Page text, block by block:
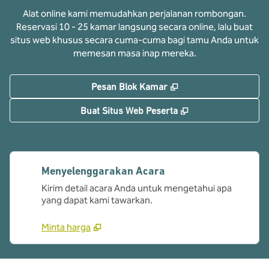
Alat online kami memudahkan perjalanan rombongan.
Reservasi 10 - 25 kamar langsung secara online, lalu buat
situs web khusus secara cuma-cuma bagi tamu Anda untuk
memesan masa inap mereka.
Pesan Blok Kamar ,
Buat Situs Web Peserta ,
Menyelenggarakan Acara
Kirim detail acara Anda untuk mengetahui apa
yang dapat kami tawarkan.
Minta harga